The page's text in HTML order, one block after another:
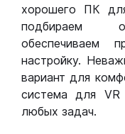
хорошего ПК
подбираем
обеспечиваем
настройку.
вариант для
система для
любых задач.